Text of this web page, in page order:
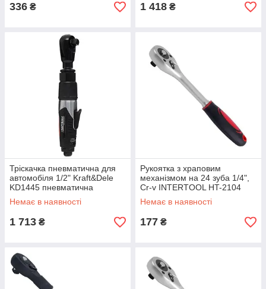
336 ₴ 1 418 ₴
Тріскачка пневматична для
автомобіля 1/2" Kraft&Dele
KD1445 пневматична
тріскачка для майстерні
Немає в наявності
1 713 ₴
Рукоятка з храповим
механізмом на 24 зуба 1/4",
Cr-v INTERTOOL HT-2104
mst mst
Немає в наявності
177 ₴